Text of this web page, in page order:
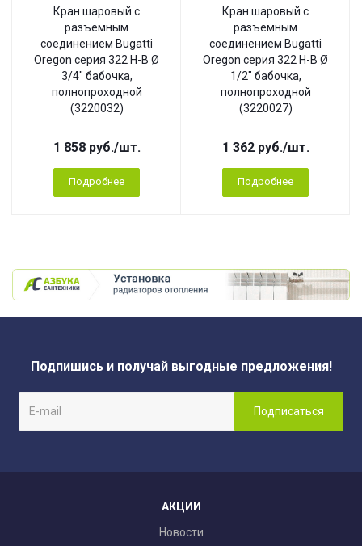
Кран шаровый с
разъемным
соединением Bugatti
Oregon серия 322 Н-В Ø
3/4" бабочка,
полнопроходной
(3220032)
1 858руб./шт.
Подробнее
Кран шаровый с
разъемным
соединением Bugatti
Oregon серия 322 Н-В Ø
1/2" бабочка,
полнопроходной
(3220027)
1 362руб./шт.
Подробнее
Подпишись и получай выгодные предложения!
АКЦИИ
Новости